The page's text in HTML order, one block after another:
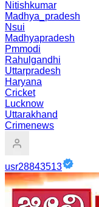
Nitishkumar
Madhya_pradesh
Nsui
Madhyapradesh
Pmmodi
Rahulgandhi
Uttarpradesh
Haryana
Cricket
Lucknow
Uttarakhand
Crimenews
usr28843513